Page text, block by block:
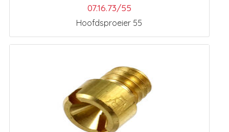
07.16.73/55
Hoofdsproeier 55